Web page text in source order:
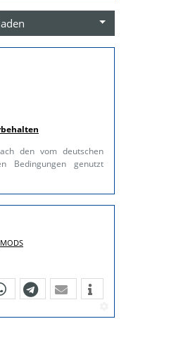
den vom deutschen
Bedingungen genutzt
MODS